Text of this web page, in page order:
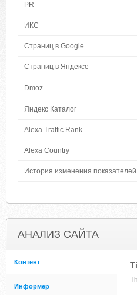
PR
ИКС
Страниц в Google
Страниц в Яндексе
Dmoz
Яндекс Каталог
Alexa Traffic Rank
Alexa Country
История изменения показателей
АНАЛИЗ САЙТА
Контент
Информер